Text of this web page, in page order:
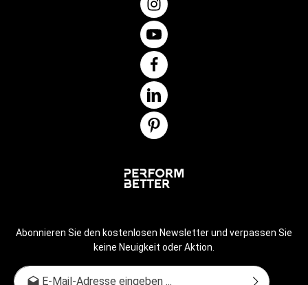
- Arnold SchwarzeneggerZur Leseprobe Dieses Buch ist
eine aktualisierte und erweitere Neuausgabe von Das große
Bodybuilding-Buch von Arnold Schwarzenegger, erschienen
1986 im Heyne Verlag.Softcover, 672 Seiten Erschienen:
Oktober 2019 Gewicht: 2120 g ISBN: 978-3-7423-0958-7
Abonnieren Sie den kostenlosen Newsletter und verpassen Sie
keine Neuigkeit oder Aktion.